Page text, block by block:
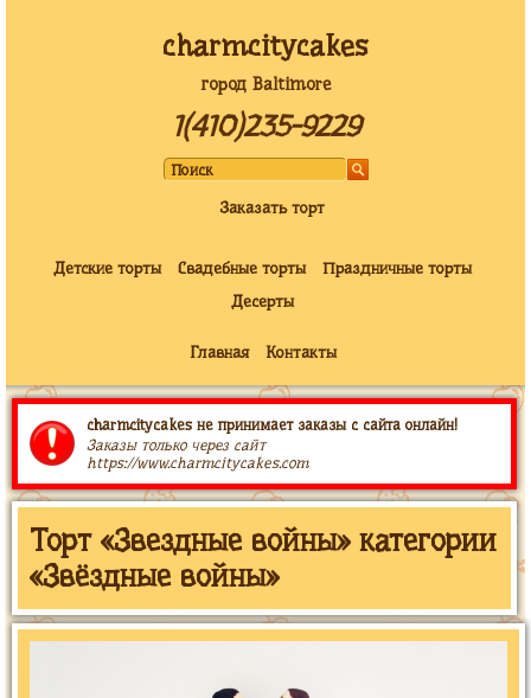
charmcitycakes
город Baltimore
1(410)235-9229
Заказать торт
Детские торты Свадебные торты
Праздничные торты
Десерты
Главная Контакты
charmcitycakes не принимает заказы с сайта онлайн!
Заказы только через сайт
https://www.charmcitycakes.com
Торт «Звездные войны» категории
«Звёздные войны»